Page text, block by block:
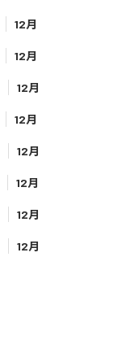
12月
12月
12月
12月
12月
12月
12月
12月